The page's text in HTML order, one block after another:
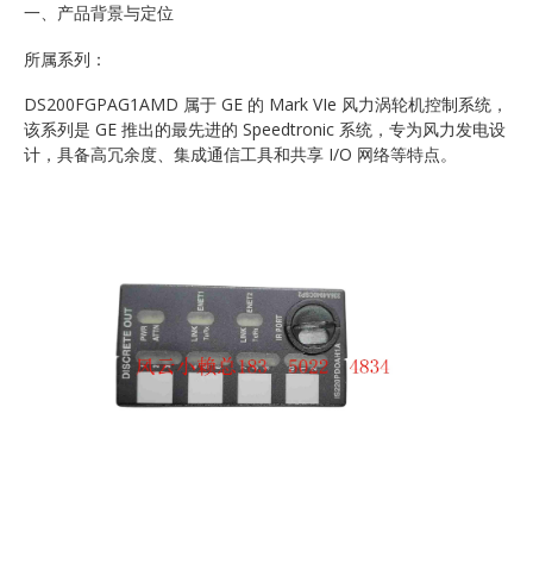
一、产品背景与定位
所属系列：
DS200FGPAG1AMD 属于 GE 的 Mark VIe 风力涡轮机控制系统，
该系列是 GE 推出的最先进的 Speedtronic 系统，专为风力发电设
计，具备高冗余度、集成通信工具和共享 I/O 网络等特点。